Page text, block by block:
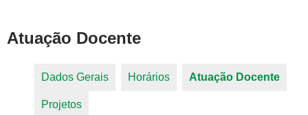
Atuação Docente
Dados Gerais Horários Atuação Docente
Projetos